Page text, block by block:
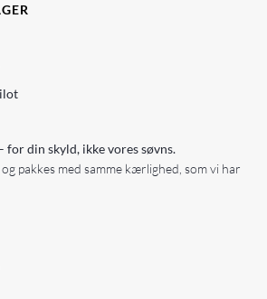
din skyld, ikke vores søvns.
pakkes med samme kærlighed, som vi har